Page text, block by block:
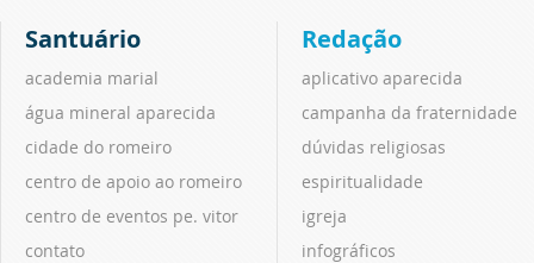
Santuário
academia marial
água mineral aparecida
cidade do romeiro
centro de apoio ao romeiro
centro de eventos pe. vitor
contato
Redação
aplicativo aparecida
campanha da fraternidade
dúvidas religiosas
espiritualidade
igreja
infográficos